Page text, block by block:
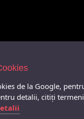
de la Google,
detalii, citiți